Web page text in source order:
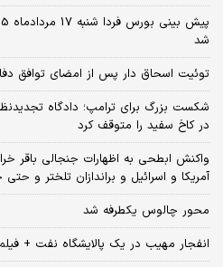
شد
توئیت اسحاق دار پس از امضای توافق
شکست بزرگ برای ترامپ؛ دادگاه
در کاخ سفید را متوقف کرد
واکنش ابطحی به اظهارات جنجالی باقر
آمریکا و اسرائیل و براندازان تلختر و
محور چالوس یکطرفه شد
انفجار مهیب در یک پالایشگاه نفت + فیلم